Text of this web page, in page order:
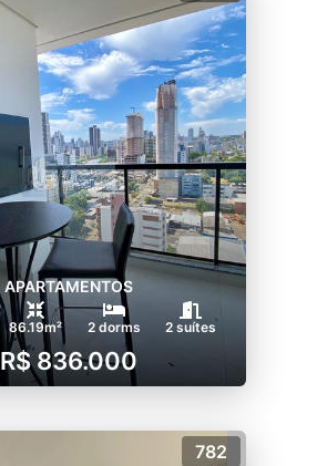
APARTAMENTOS
86.19m² 2 dorms 2 suítes
R$ 836.000
782